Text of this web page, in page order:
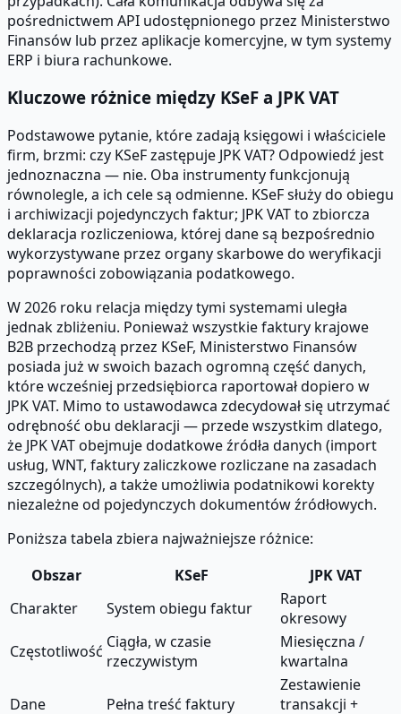
pośrednictwem API udostępnionego przez Ministerstwo
Finansów lub przez aplikacje komercyjne, w tym systemy
ERP i biura rachunkowe.
Kluczowe różnice między KSeF a JPK VAT
Podstawowe pytanie, które zadają księgowi i właściciele
firm, brzmi: czy KSeF zastępuje JPK VAT? Odpowiedź jest
jednoznaczna — nie. Oba instrumenty funkcjonują
równolegle, a ich cele są odmienne. KSeF służy do obiegu
i archiwizacji pojedynczych faktur; JPK VAT to zbiorcza
deklaracja rozliczeniowa, której dane są bezpośrednio
wykorzystywane przez organy skarbowe do weryfikacji
poprawności zobowiązania podatkowego.
W 2026 roku relacja między tymi systemami uległa
jednak zbliżeniu. Ponieważ wszystkie faktury krajowe
B2B przechodzą przez KSeF, Ministerstwo Finansów
posiada już w swoich bazach ogromną część danych,
które wcześniej przedsiębiorca raportował dopiero w
JPK VAT. Mimo to ustawodawca zdecydował się utrzymać
odrębność obu deklaracji — przede wszystkim dlatego,
że JPK VAT obejmuje dodatkowe źródła danych (import
usług, WNT, faktury zaliczkowe rozliczane na zasadach
szczególnych), a także umożliwia podatnikowi korekty
niezależne od pojedynczych dokumentów źródłowych.
Poniższa tabela zbiera najważniejsze różnice:
Obszar
KSeF
JPK VAT
Charakter
System obiegu faktur
Raport
okresowy
Częstotliwość Ciągła, w czasie
rzeczywistym
Miesięczna /
kwartalna
Dane Pełna treść faktury
Zestawienie
transakcji +